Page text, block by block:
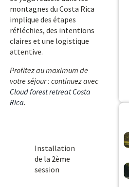
montagnes du Costa Rica
implique des étapes
réfléchies, des intentions
claires et une logistique
attentive.
Profitez au maximum de
votre séjour : continuez avec
Cloud forest retreat Costa
Rica.
Installation
de la 2ème
session